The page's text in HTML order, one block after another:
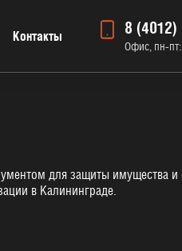
Контакты 8 (4012)
Офис, пн-
для защиты имущества и
в Калининграде.